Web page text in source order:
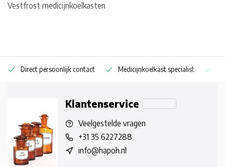
Vestfrost medicijnkoelkasten
Direct persoonlijk contact Medicijnkoelkast specialist
Klantenservice
Veelgestelde vragen
+31 35 6227288
info@hapoh.nl